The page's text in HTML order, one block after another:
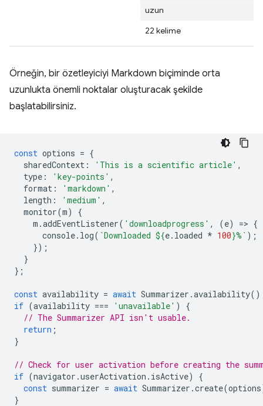
uzun
22 kelime
Örneğin, bir özetleyiciyi Markdown biçiminde orta
uzunlukta önemli noktalar oluşturacak şekilde
başlatabilirsiniz.
const options = {
sharedContext : 'This is a scientific article' ,
type : 'key-points' ,
format : 'markdown' ,
length : 'medium' ,
monitor(m)
{
m .addEventListener( 'downloadprogress' , (e) => {
console. log( `Downloaded ${e. loaded * 100}%` );
});
}
};
const availability = await Summarizer .availability
if (availability === 'unavailable' )
{
// The Summarizer API isn't usable.
return ;
}
// Check for user activation before creating the
if (navigator .userActivation . isActive)
{
const summarizer = await Summarizer .create(options
}